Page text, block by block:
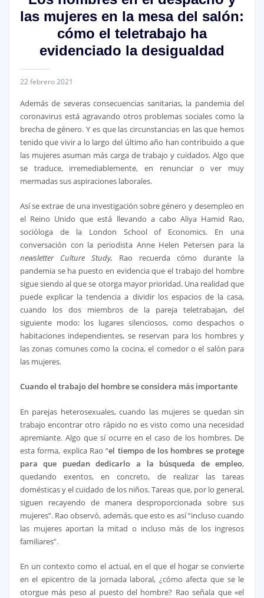
las mujeres en la mesa del salón:
cómo el teletrabajo ha
evidenciado la desigualdad
22 febrero 2021
Además de severas consecuencias sanitarias, la pandemia del
coronavirus está agravando otros problemas sociales como la
brecha de género. Y es que las circunstancias en las que hemos
tenido que vivir a lo largo del último año han contribuido a que
las mujeres asuman más carga de trabajo y cuidados. Algo que
se traduce, irremediablemente, en renunciar o ver muy
mermadas sus aspiraciones laborales.
Así se extrae de una investigación sobre género y desempleo en
el Reino Unido que está llevando a cabo Aliya Hamid Rao,
socióloga de la London School of Economics. En una
conversación con la periodista Anne Helen Petersen para la
newsletter
Culture Study, Rao recuerda cómo durante la
pandemia se ha puesto en evidencia que el trabajo del hombre
sigue siendo al que se otorga mayor prioridad. Una realidad que
puede explicar la tendencia a dividir los espacios de la casa,
cuando los dos miembros de la pareja teletrabajan, del
siguiente modo: los lugares silenciosos, como despachos o
habitaciones independientes, se reservan para los hombres y
las zonas comunes como la cocina, el comedor o el salón para
las mujeres.
Cuando el trabajo del hombre se considera más importante
En parejas heterosexuales, cuando las mujeres se quedan sin
trabajo encontrar otro rápido no es visto como una necesidad
apremiante. Algo que sí ocurre en el caso de los hombres. De
esta forma, explica Rao “el tiempo de los hombres se protege
para que puedan dedicarlo a la búsqueda de empleo,
quedando exentos, en concreto, de realizar las tareas
domésticas y el cuidado de los niños. Tareas que, por lo general,
siguen recayendo de manera desproporcionada sobre sus
mujeres”. Rao observó, además, que esto es así “incluso cuando
las mujeres aportan la mitad o incluso más de los ingresos
familiares”.
En un contexto como el actual, en el que el hogar se convierte
en el epicentro de la jornada laboral, ¿cómo afecta que se le
otorgue más peso al puesto del hombre? Rao señala que «el